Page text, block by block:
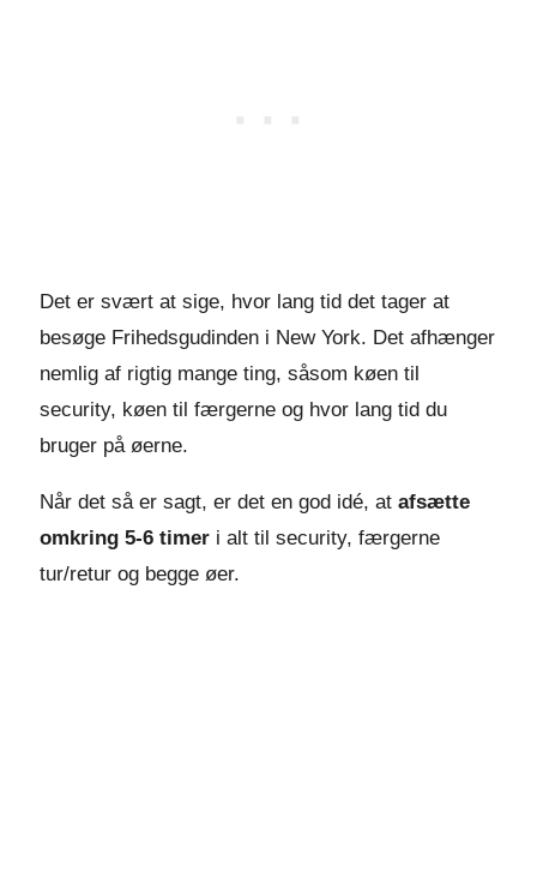
Det er svært at sige, hvor lang tid det tager at
besøge Frihedsgudinden i New York. Det afhænger
nemlig af rigtig mange ting, såsom køen til
security, køen til færgerne og hvor lang tid du
bruger på øerne.
Når det så er sagt, er det en god idé, at afsætte
omkring 5-6 timer i alt til security, færgerne
tur/retur og begge øer.